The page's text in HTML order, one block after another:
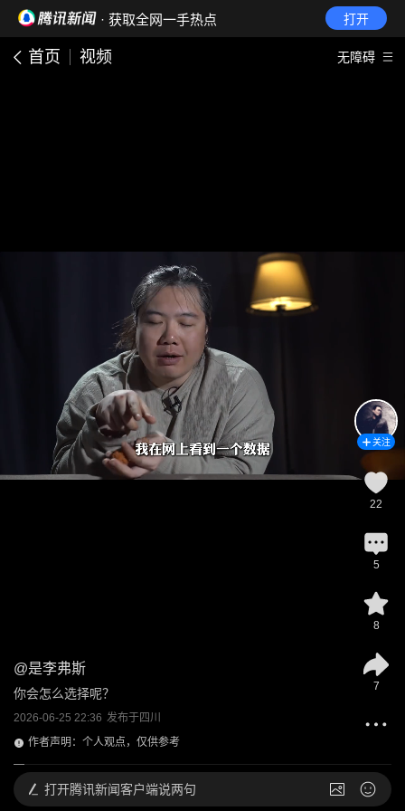
· 获取全网一手热点 打开
首页 视频 无障碍
@是李弗斯
你会怎么选择呢？
2026-06-25 22:36 发布于四川
作者声明：个人观点，仅供参考
关注
22
5
8
7
打开腾讯新闻客户端说两句